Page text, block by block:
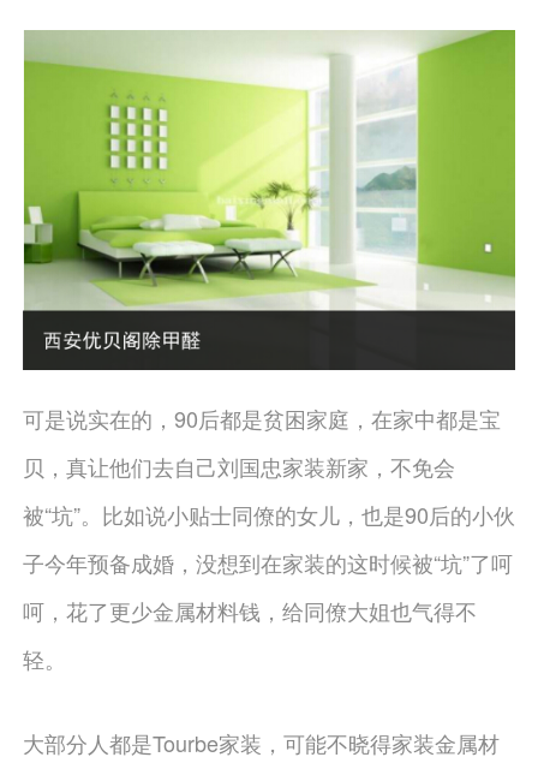
可是说实在的，90后都是贫困家庭，在家中都是宝
贝，真让他们去自己刘国忠家装新家，不免会
被“坑”。比如说小贴士同僚的女儿，也是90后的小伙
子今年预备成婚，没想到在家装的这时候被“坑”了呵
呵，花了更少金属材料钱，给同僚大姐也气得不
轻。
大部分人都是Tourbe家装，可能不晓得家装金属材